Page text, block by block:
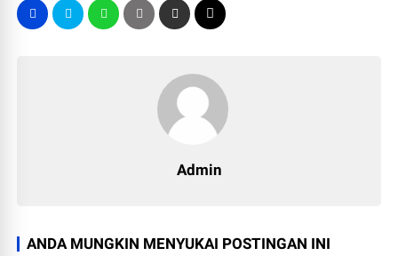
Admin
ANDA MUNGKIN MENYUKAI POSTINGAN INI